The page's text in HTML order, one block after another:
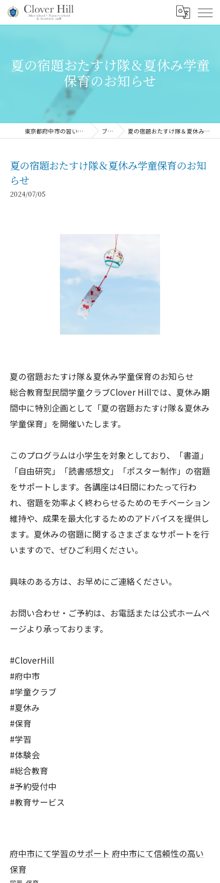
夏の宿題おたすけ隊＆夏休み学童
保育のお知らせ
東京都府中市の習い事ならClover Hill ブログ 夏の宿題おたすけ隊＆夏休み学童保育のお知らせ
夏の宿題おたすけ隊＆夏休み学童保育のお知
らせ
2024/07/05
夏の宿題おたすけ隊＆夏休み学童保育のお知らせ
総合教育型民間学童クラブClover Hillでは、夏休み期
間中に特別企画として「夏の宿題おたすけ隊＆夏休み
学童保育」を開催いたします。
このプログラムは小学生を対象としており、「書道」
「自由研究」「読書感想文」「ポスター制作」の宿題
をサポートします。各講座は4日間にわたって行わ
れ、宿題を効率よく終わらせるためのモチベーション
維持や、成果を最大化するためのアドバイスを提供し
ます。夏休みの宿題に関するさまざまなサポートを行
いますので、ぜひご利用ください。
興味のある方は、お早めにご連絡ください。
お問い合わせ・ご予約は、お電話または公式ホームペ
ージより承っております。
#CloverHill
#府中市
#学童クラブ
#夏休み
#保育
#学習
#体験会
#総合教育
#予約受付中
#教育サービス
府中市にて学習のサポート 府中市にて信頼性の高い
保育